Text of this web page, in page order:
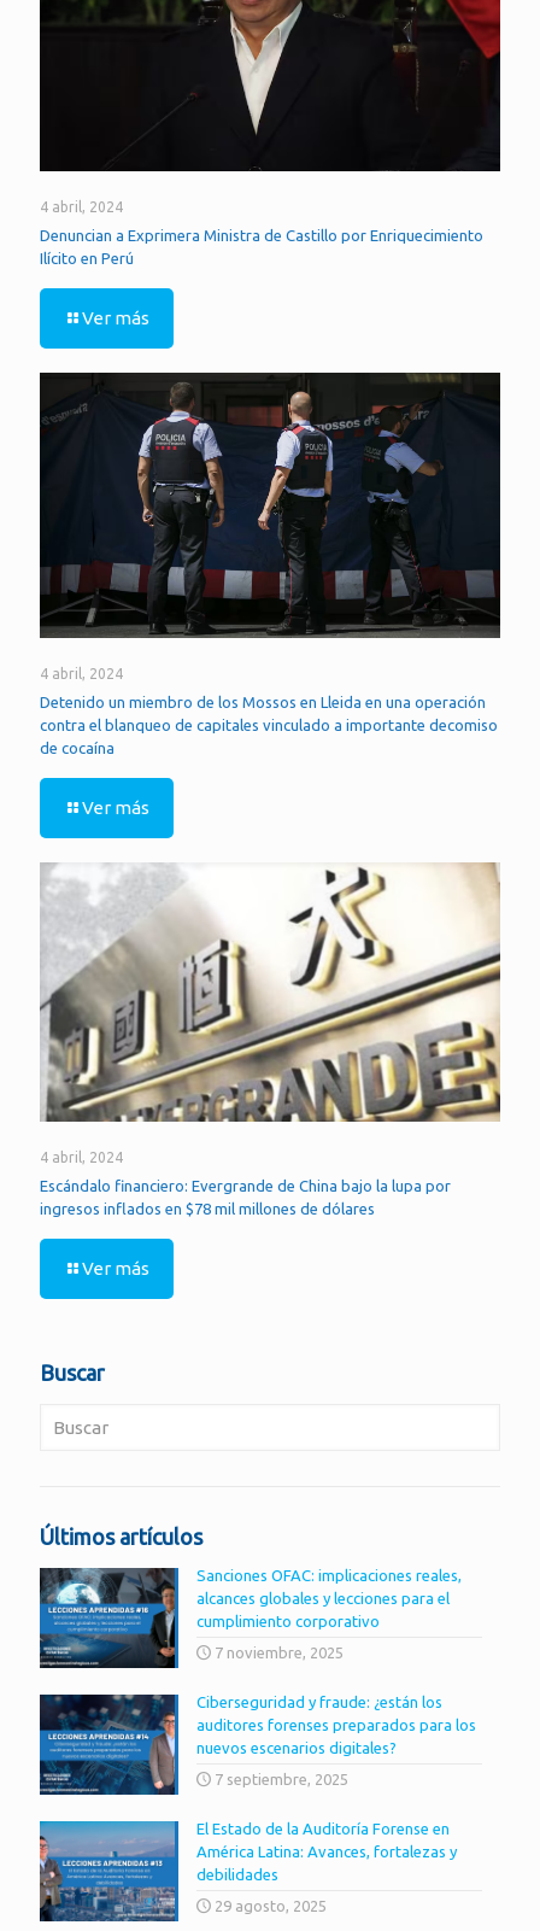
4 abril, 2024
Denuncian a Exprimera Ministra de Castillo por Enriquecimiento
Ilícito en Perú
Ver más
4 abril, 2024
Detenido un miembro de los Mossos en Lleida en una operación
contra el blanqueo de capitales vinculado a importante decomiso
de cocaína
Ver más
4 abril, 2024
Escándalo financiero: Evergrande de China bajo la lupa por
ingresos inflados en $78 mil millones de dólares
Ver más
Buscar
Últimos artículos
Sanciones OFAC: implicaciones reales,
alcances globales y lecciones para el
cumplimiento corporativo
7 noviembre, 2025
Ciberseguridad y fraude: ¿están los
auditores forenses preparados para los
nuevos escenarios digitales?
7 septiembre, 2025
El Estado de la Auditoría Forense en
América Latina: Avances, fortalezas y
debilidades
29 agosto, 2025